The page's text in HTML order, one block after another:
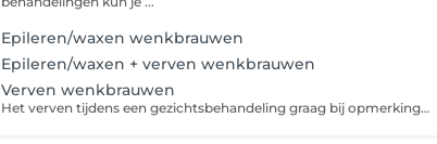
Epileren/waxen wenkbrauwen
Epileren/waxen + verven wenkbrauwen
Verven wenkbrauwen
Het verven tijdens een gezichtsbehandeling graag bij opmerkingen vermelden. Dit hoeft niet apart geboekt te worden. Er wordt een speciale prijs berekend voor het harsen van het gelaat tijdens een behandeling.